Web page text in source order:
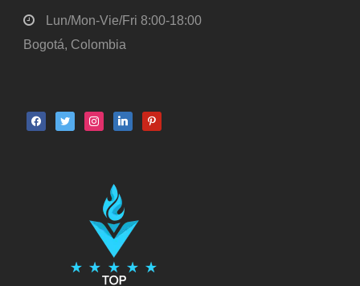
Lun/Mon-Vie/Fri 8:00-18:00
Bogotá, Colombia
facebooktwitter instagramlinkedinpinterest